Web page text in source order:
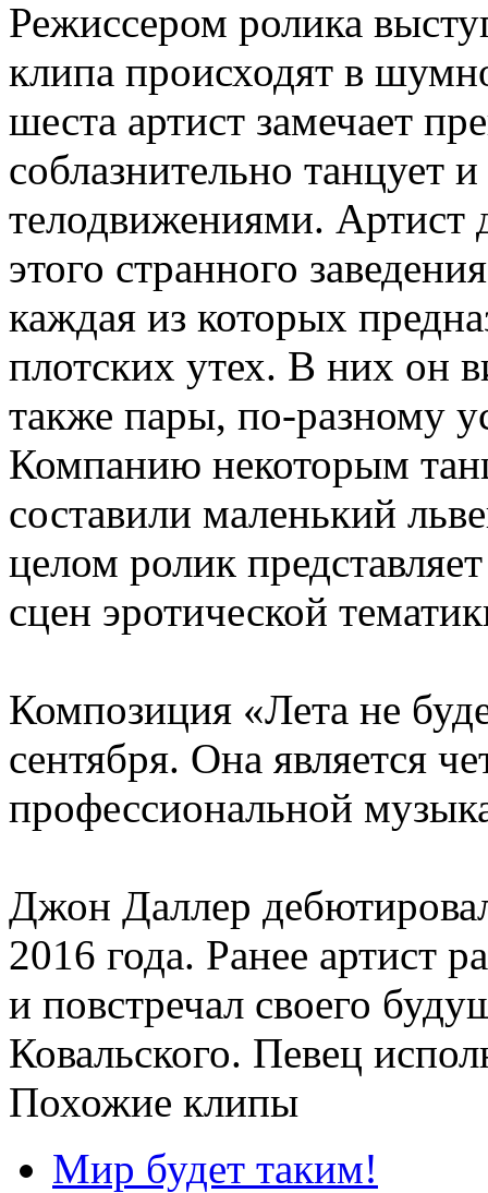
Режиссером ролика
клипа происходят в
шеста артист замечает
соблазнительно танцует
телодвижениями. Артист
этого странного
каждая из которых
плотских утех. В них он
также пары, по-разному
Компанию некоторым
составили маленький
целом ролик
сцен эротической
Композиция «Лета не
сентября. Она является
профессиональной
Джон Даллер
2016 года. Ранее артист
и повстречал своего
Ковальского. Певец
Похожие клипы
Мир будет таким!